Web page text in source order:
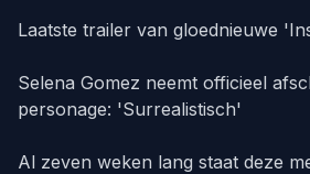
Laatste trailer van gloednieuwe
Selena Gomez neemt officieel
personage: 'Surrealistisch'
Al zeven weken lang staat deze